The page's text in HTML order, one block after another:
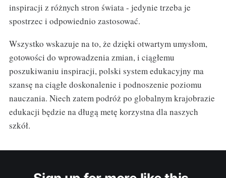
inspiracji z różnych stron świata - jedynie trzeba je
spostrzec i odpowiednio zastosować.
Wszystko wskazuje na to, że dzięki otwartym umysłom,
gotowości do wprowadzenia zmian, i ciągłemu
poszukiwaniu inspiracji, polski system edukacyjny ma
szansę na ciągłe doskonalenie i podnoszenie poziomu
nauczania. Niech zatem podróż po globalnym krajobrazie
edukacji będzie na długą metę korzystna dla naszych
szkół.